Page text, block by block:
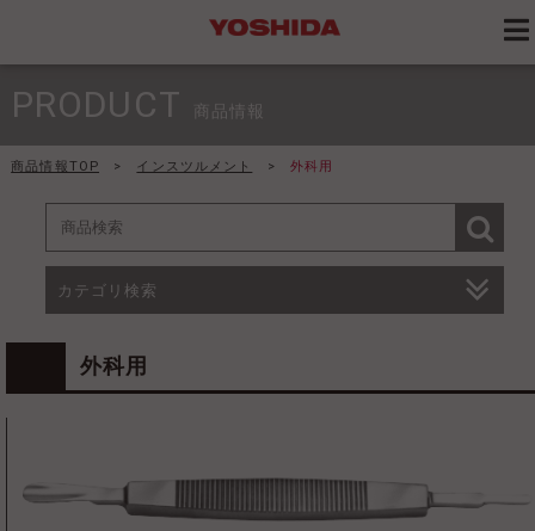
PRODUCT 商品情報
商品情報TOP > インスツルメント > 外科用
カテゴリ検索
外科用